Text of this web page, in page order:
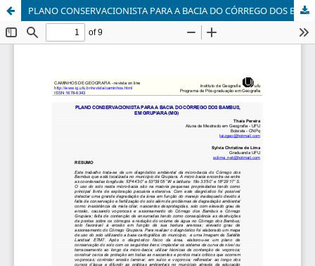
PLANO CONSERVACIONISTA PARA A BACIA DO CÓRREGO DOS BAMBUS, EM GRUPIARA (MG)